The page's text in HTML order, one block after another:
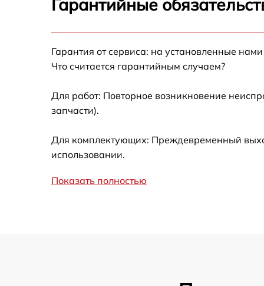
Корпусный ремонт (замена резинок,
креплений, кнопок) Lelit PS21
Ремонт/замена датчика температуры Lelit
PS21
Восстановление электроклапана Lelit PS21
Гарантийные
Гарантия от сервиса: на установленные
Что считается гарантийным случаем?
Для работ: Повторное возникновение
запчасти).
Для комплектующих: Преждевременный
использовании.
Показать полностью